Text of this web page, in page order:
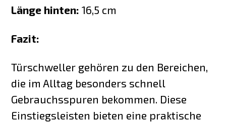
Länge hinten: 16,5 cm
Fazit:
Türschweller gehören zu den Bereichen,
die im Alltag besonders schnell
Gebrauchsspuren bekommen. Diese
Einstiegsleisten bieten eine praktische